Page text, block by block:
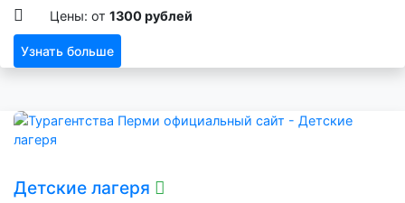
Цены: от 1300 рублей
Узнать больше
Детские лагеря